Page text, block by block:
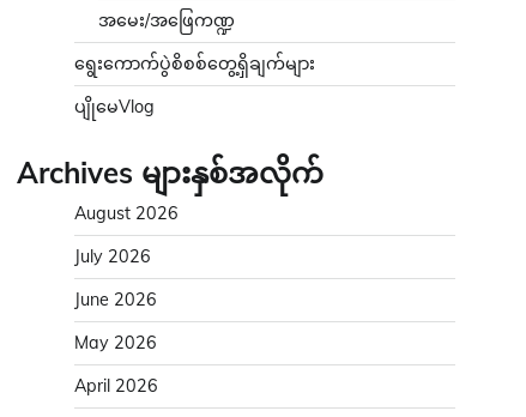
အမေး/အဖြေကဏ္ဍ
ရွေးကောက်ပွဲစိစစ်တွေ့ရှိချက်များ
ပျိုမေVlog
Archives များနှစ်အလိုက်
August 2026
July 2026
June 2026
May 2026
April 2026